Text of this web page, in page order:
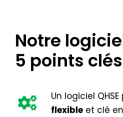
Notre
5 points clés
Un logiciel
flexibleet clé